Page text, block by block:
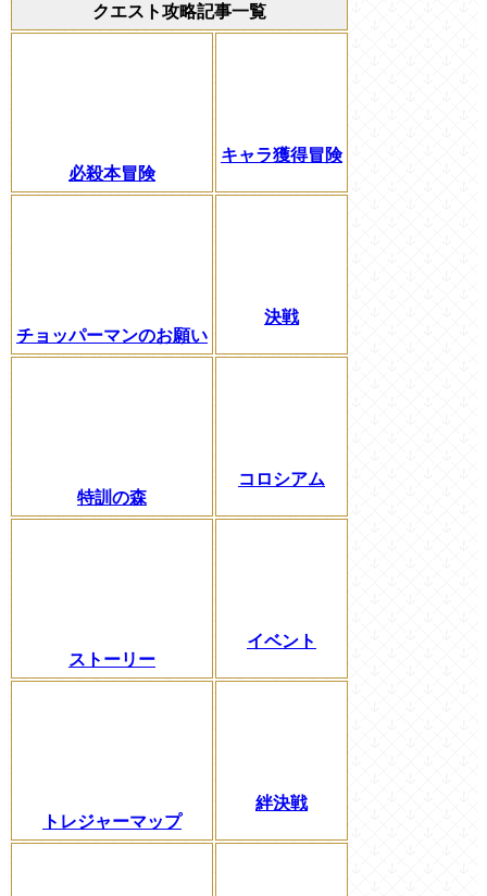
クエスト攻略記事一覧
必殺本冒険
キャラ獲得冒険
チョッパーマンのお願い
決戦
特訓の森
コロシアム
ストーリー
イベント
トレジャーマップ
絆決戦